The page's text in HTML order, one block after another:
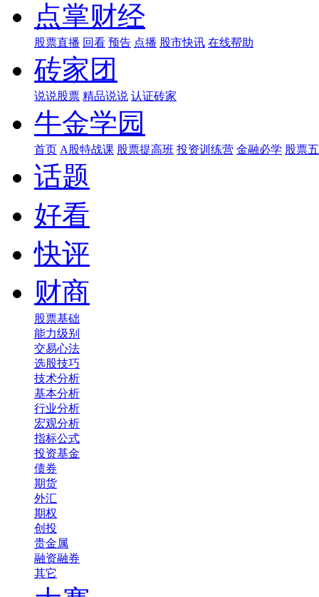
点掌财经
股票直播 回看 预告 点播 股市快讯 在线帮助
砖家团
说说股票 精品说说 认证砖家
牛金学园
首页 A股特战课 股票提高班 投资训练营 金融必学 股票
话题
好看
快评
财商
股票基础
能力级别
交易心法
选股技巧
技术分析
基本分析
行业分析
宏观分析
指标公式
投资基金
债券
期货
外汇
期权
创投
贵金属
融资融券
其它